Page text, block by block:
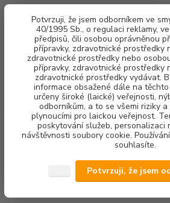
Potvrzuji, že jsem odborníkem ve
40/1995 Sb., o regulaci reklamy,
předpisů, čili osobou oprávněnou
přípravky, zdravotnické prostředky
zdravotnické prostředky nebo
přípravky, zdravotnické prostředky
zdravotnické prostředky vydávat.
informace obsažené dále na
určeny široké (laické) veřejnosti,
odborníkům, a to se všemi riziky
plynoucími pro laickou veřejnost.
poskytování služeb, personalizaci
návštěvnosti soubory cookie.
souhlasíte.
Potvrzuji, že jsem
CZK
(Po-Pá, 8-16 hod.)
OŠETŘOVÁNÍ NÁSTROJŮ ČISTÍCÍ
ČISTÍCÍ PŘÍSTROJE
Upřesnit parametry